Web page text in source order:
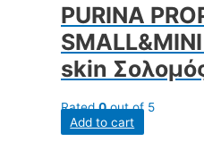
PURINA
skin
Rated0out of 5
Add to cart